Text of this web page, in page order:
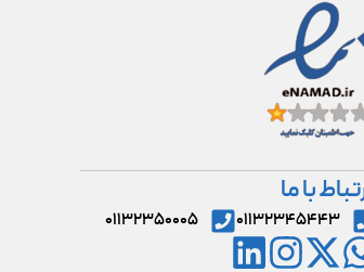
با ما
۰۱۱۳۲۳۴۵۴۴۳ ۰۱۱۳۲۳۵۰۰۰۵